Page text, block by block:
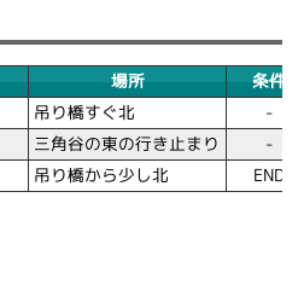
場所
条件
吊り橋すぐ北
-
三角谷の東の行き止まり
-
吊り橋から少し北 END